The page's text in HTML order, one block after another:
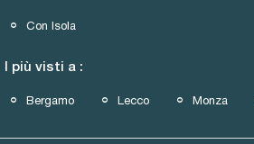
Con Isola
I più visti a :
Bergamo Lecco Monza